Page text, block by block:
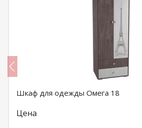
Шкаф для одежды Омега 18
Цена